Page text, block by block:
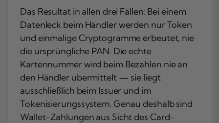
Das Resultat in allen drei Fällen: Bei einem
Datenleck beim Händler werden nur Token
und einmalige Cryptogramme erbeutet, nie
die ursprüngliche PAN. Die echte
Kartennummer wird beim Bezahlen nie an
den Händler übermittelt — sie liegt
ausschließlich beim Issuer und im
Tokenisierungssystem. Genau deshalb sind
Wallet-Zahlungen aus Sicht des Card-